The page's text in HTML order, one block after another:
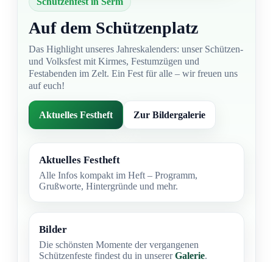
Auf dem Schützenplatz
Das Highlight unseres Jahreskalenders: unser Schützen-
und Volksfest mit Kirmes, Festumzügen und
Festabenden im Zelt. Ein Fest für alle – wir freuen uns
auf euch!
Aktuelles Festheft Zur Bildergalerie
Aktuelles Festheft
Alle Infos kompakt im Heft – Programm,
Grußworte, Hintergründe und mehr.
Bilder
Die schönsten Momente der vergangenen
Schützenfeste findest du in unsererGalerie.